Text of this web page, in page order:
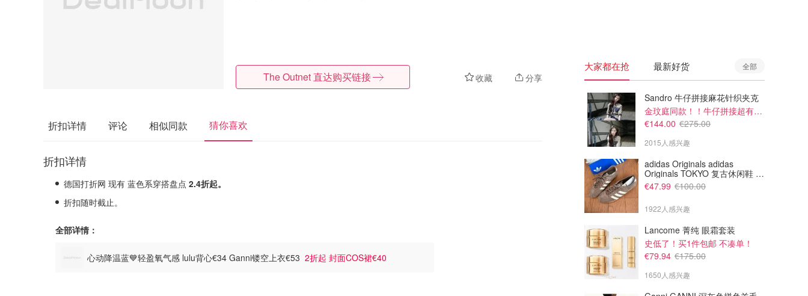
收藏 分享
The Outnet 直达购买链接
折扣详情 评论 相似同款 猜你喜欢
折扣详情
德国打折网 现有 蓝色系穿搭盘点 2.4折起。
折扣随时截止。
全部详情：
心动降温蓝💙轻盈氧气感 lulu背心€34 Ganni镂空上衣€53 2折起 封面COS裙€40
大家都在抢 最新好货 全部
Sandro 牛仔拼接麻花针织夹克
金玟庭同款！！牛仔拼接超有层次感
€144.00 €275.00
2015人感兴趣
adidas Originals adidas
Originals TOKYO 复古休闲鞋 深
棕色
€47.99 €100.00
1922人感兴趣
Lancome 菁纯 眼霜套装
史低了！买1件包邮 不凑单！
€79.94 €175.00
1650人感兴趣